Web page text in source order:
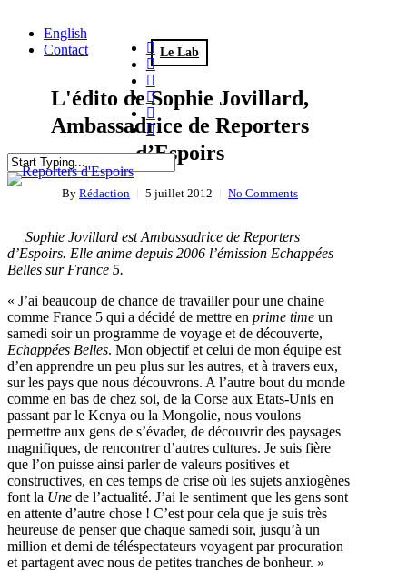
main
twitter
facebook
linkedin
youtube
instagram
flickr
English
Contact
Close
search
Menu
Le Lab
L'édito de Sophie Jovillard,
Ambassadrice de Reporters
d’Espoirs
By Rédaction 5 juillet 2012 No Comments
Sophie Jovillard est Ambassadrice de Reporters
d’Espoirs. Elle anime depuis 2006 l’émission Echappées
Belles sur France 5.
« J’ai beaucoup de chance de travailler pour une chaine
comme France 5 qui a décidé de mettre en prime time un
samedi soir un programme de voyage et de découverte,
Echappées Belles. Mon objectif et celui de mon équipe est
d’en apprendre un peu plus sur les autres, et à travers eux,
sur les pays que nous découvrons. A l’autre bout du monde
comme en bas de chez soi, de la Corse aux Etats-Unis en
passant par le Kenya ou la Mongolie, nous voulons
permettre aux gens de s’évader, de découvrir des paysages
magnifiques, de rencontrer d’autres cultures. Je suis fière
que l’on puisse ainsi parler de valeurs positives et
constructives, en ces temps de crise où les sujets anxiogènes
font la Une de l’actualité. J’ai le sentiment que les gens sont
en attente d’autre chose ! C’est pour cela que je suis très
heureuse de penser que chaque samedi soir, jusqu’à un
million et demi de téléspectateurs voyagent par procuration
et partagent avec nous de petites tranches de bonheur. »